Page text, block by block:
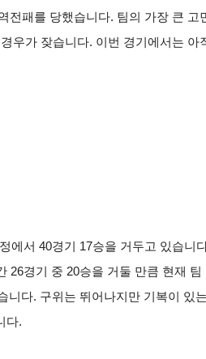
전패를 당했습니다. 팀의 가장 큰
우가 잦습니다. 이번 경기에서는
에서 40경기 17승을 거두고 있습
26경기 중 20승을 거둘 만큼 현재
니다. 구위는 뛰어나지만 기복이
다.